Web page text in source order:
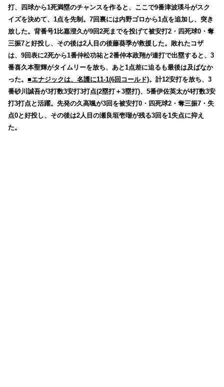
打、四球から1死満塁のチャンスを作ると、ここで9番津波瑛斗がスク
イズを決めて、1点を先制。7回裏には内野ゴロから1点を追加し、突き
放した。背番号1比嘉澄久が9回2死までを投げて被安打2・四死球0・奪
三振7と好投し、その後は2人目の後藤葵季が救援した。敗れたコザ
は、9回表に2死から1番仲松功祐と2番仲本政翔が連打で出塁すると、3
番喜久本聖輝がタイムリーを放ち、あと1点差に迫るも最後は及ばなか
った。■エナジックは、名護に11-1(6回コールド)。計12安打を放ち、3
番砂川誠吾が3打数3安打3打点(2塁打＋3塁打)、5番伊佐英太が4打数3安
打3打点と活躍。先発の久高颯が3回を被安打0・四死球2・奪三振7・失
点0と好投し、その後は2人目の瀬良垣壱瑠が残る3回を1失点に抑え
た。